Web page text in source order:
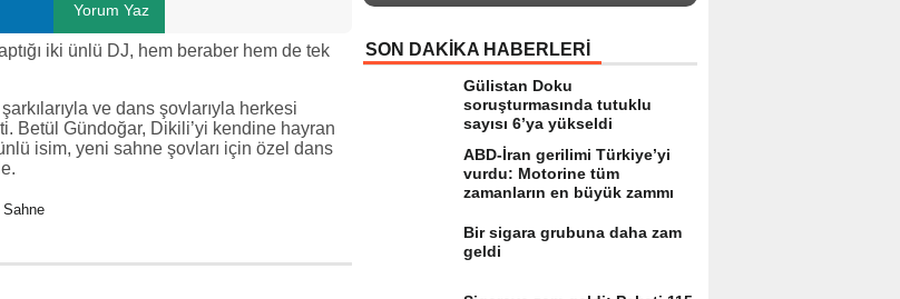
Yorum Yaz
iki ünlü DJ, hem beraber hem de tek
ve dans şovlarıyla herkesi
Betül Gündoğar, Dikili’yi kendine hayran
isim, yeni sahne şovları için özel dans
Sahne
SON DAKİKA HABERLERİ
Gülistan Doku
soruşturmasında tutuklu
sayısı 6’ya yükseldi
ABD-İran gerilimi Türkiye’yi
vurdu: Motorine tüm
zamanların en büyük zammı
Bir sigara grubuna daha zam
geldi